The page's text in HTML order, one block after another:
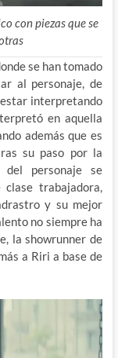
con piezas que se
se han tomado
al personaje, de
interpretando
en aquella
además que es
su paso por la
del personaje se
trabajadora,
y su mejor
no siempre ha
la showrunner de
a Riri a base de